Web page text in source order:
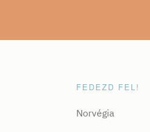
FEDEZD FEL!
Norvégia